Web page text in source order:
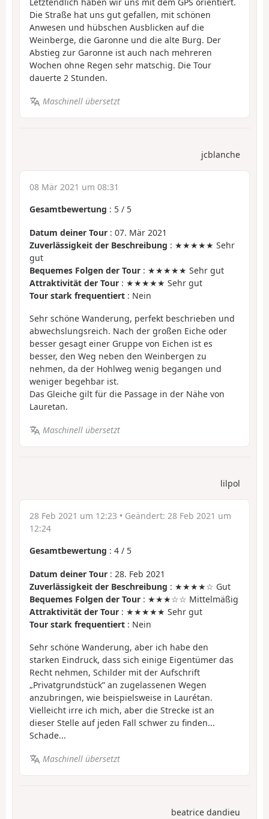
Letztendlich haben wir uns mit dem GPS orientiert.
Die Straße hat uns gut gefallen, mit schönen
Anwesen und hübschen Ausblicken auf die
Weinberge, die Garonne und die alte Burg. Der
Abstieg zur Garonne ist auch nach mehreren
Wochen ohne Regen sehr matschig. Die Tour
dauerte 2 Stunden.
Maschinell übersetzt
jcblanche
08 Mär 2021 um 08:31
Gesamtbewertung : 5 / 5
Datum deiner Tour : 07. Mär 2021
Zuverlässigkeit der Beschreibung : ★★★★★ Sehr
gut
Bequemes Folgen der Tour : ★★★★★ Sehr gut
Attraktivität der Tour : ★★★★★ Sehr gut
Tour stark frequentiert : Nein
Sehr schöne Wanderung, perfekt beschrieben und
abwechslungsreich. Nach der großen Eiche oder
besser gesagt einer Gruppe von Eichen ist es
besser, den Weg neben den Weinbergen zu
nehmen, da der Hohlweg wenig begangen und
weniger begehbar ist.
Das Gleiche gilt für die Passage in der Nähe von
Lauretan.
Maschinell übersetzt
lilpol
28 Feb 2021 um 12:23 • Geändert: 28 Feb 2021 um
12:24
Gesamtbewertung : 4 / 5
Datum deiner Tour : 28. Feb 2021
Zuverlässigkeit der Beschreibung : ★★★★☆ Gut
Bequemes Folgen der Tour : ★★★☆☆ Mittelmäßig
Attraktivität der Tour : ★★★★★ Sehr gut
Tour stark frequentiert : Nein
Sehr schöne Wanderung, aber ich habe den
starken Eindruck, dass sich einige Eigentümer das
Recht nehmen, Schilder mit der Aufschrift
„Privatgrundstück” an zugelassenen Wegen
anzubringen, wie beispielsweise in Laurétan.
Vielleicht irre ich mich, aber die Strecke ist an
dieser Stelle auf jeden Fall schwer zu finden...
Schade...
Maschinell übersetzt
beatrice dandieu